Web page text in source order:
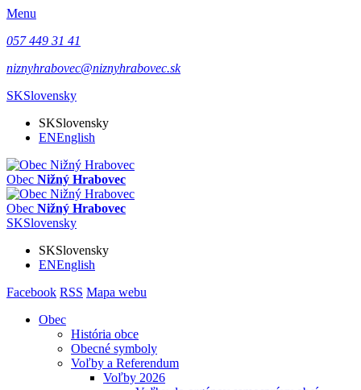
Menu
057 449 31 41
niznyhrabovec@niznyhrabovec.sk
SKSlovensky
SKSlovensky
ENEnglish
Obec Nižný Hrabovec
Obec Nižný Hrabovec
SKSlovensky
SKSlovensky
ENEnglish
Facebook RSS Mapa webu
Obec
História obce
Obecné symboly
Voľby a Referendum
Voľby 2026